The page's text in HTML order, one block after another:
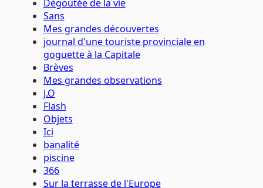
Dégoutée de la vie
Sans
Mes grandes découvertes
journal d'une touriste provinciale en
goguette à la Capitale
Brèves
Mes grandes observations
J.O
Flash
Objets
Ici
banalité
piscine
366
Sur la terrasse de l'Europe